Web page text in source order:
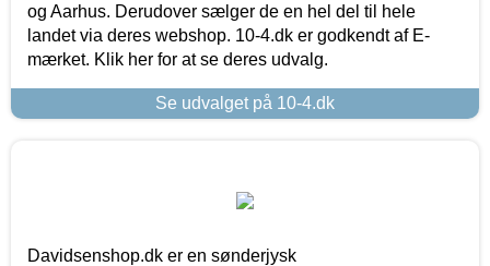
og Aarhus. Derudover sælger de en hel del til hele
landet via deres webshop. 10-4.dk er godkendt af E-
mærket. Klik her for at se deres udvalg.
Se udvalget på 10-4.dk
Davidsenshop.dk er en sønderjysk